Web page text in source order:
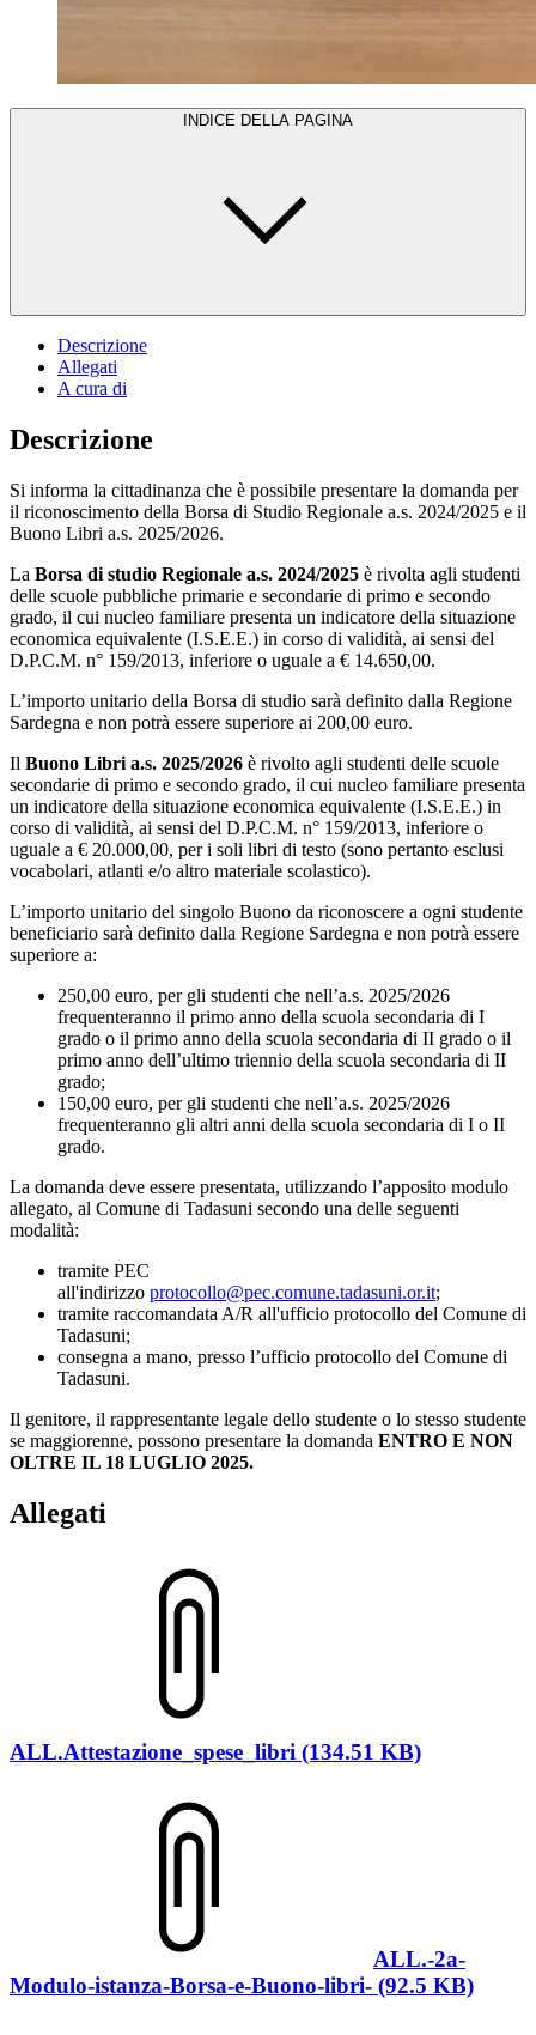
INDICE DELLA PAGINA
Descrizione
Allegati
A cura di
Descrizione
Si informa la cittadinanza che è possibile presentare la domanda per
il riconoscimento della Borsa di Studio Regionale a.s. 2024/2025 e il
Buono Libri a.s. 2025/2026.
La Borsa di studio Regionale a.s. 2024/2025 è rivolta agli studenti
delle scuole pubbliche primarie e secondarie di primo e secondo
grado, il cui nucleo familiare presenta un indicatore della situazione
economica equivalente (I.S.E.E.) in corso di validità, ai sensi del
D.P.C.M. n° 159/2013, inferiore o uguale a € 14.650,00.
L’importo unitario della Borsa di studio sarà definito dalla Regione
Sardegna e non potrà essere superiore ai 200,00 euro.
Il Buono Libri a.s. 2025/2026 è rivolto agli studenti delle scuole
secondarie di primo e secondo grado, il cui nucleo familiare presenta
un indicatore della situazione economica equivalente (I.S.E.E.) in
corso di validità, ai sensi del D.P.C.M. n° 159/2013, inferiore o
uguale a € 20.000,00, per i soli libri di testo (sono pertanto esclusi
vocabolari, atlanti e/o altro materiale scolastico).
L’importo unitario del singolo Buono da riconoscere a ogni studente
beneficiario sarà definito dalla Regione Sardegna e non potrà essere
superiore a:
250,00 euro, per gli studenti che nell’a.s. 2025/2026
frequenteranno il primo anno della scuola secondaria di I
grado o il primo anno della scuola secondaria di II grado o il
primo anno dell’ultimo triennio della scuola secondaria di II
grado;
150,00 euro, per gli studenti che nell’a.s. 2025/2026
frequenteranno gli altri anni della scuola secondaria di I o II
grado.
La domanda deve essere presentata, utilizzando l’apposito modulo
allegato, al Comune di Tadasuni secondo una delle seguenti
modalità:
tramite PEC
all'indirizzo protocollo@pec.comune.tadasuni.or.it;
tramite raccomandata A/R all'ufficio protocollo del Comune di
Tadasuni;
consegna a mano, presso l’ufficio protocollo del Comune di
Tadasuni.
Il genitore, il rappresentante legale dello studente o lo stesso studente
se maggiorenne, possono presentare la domanda ENTRO E NON
OLTRE IL 18 LUGLIO 2025.
Allegati
ALL.Attestazione_spese_libri (134.51 KB)
ALL.-2a-
Modulo-istanza-Borsa-e-Buono-libri- (92.5 KB)